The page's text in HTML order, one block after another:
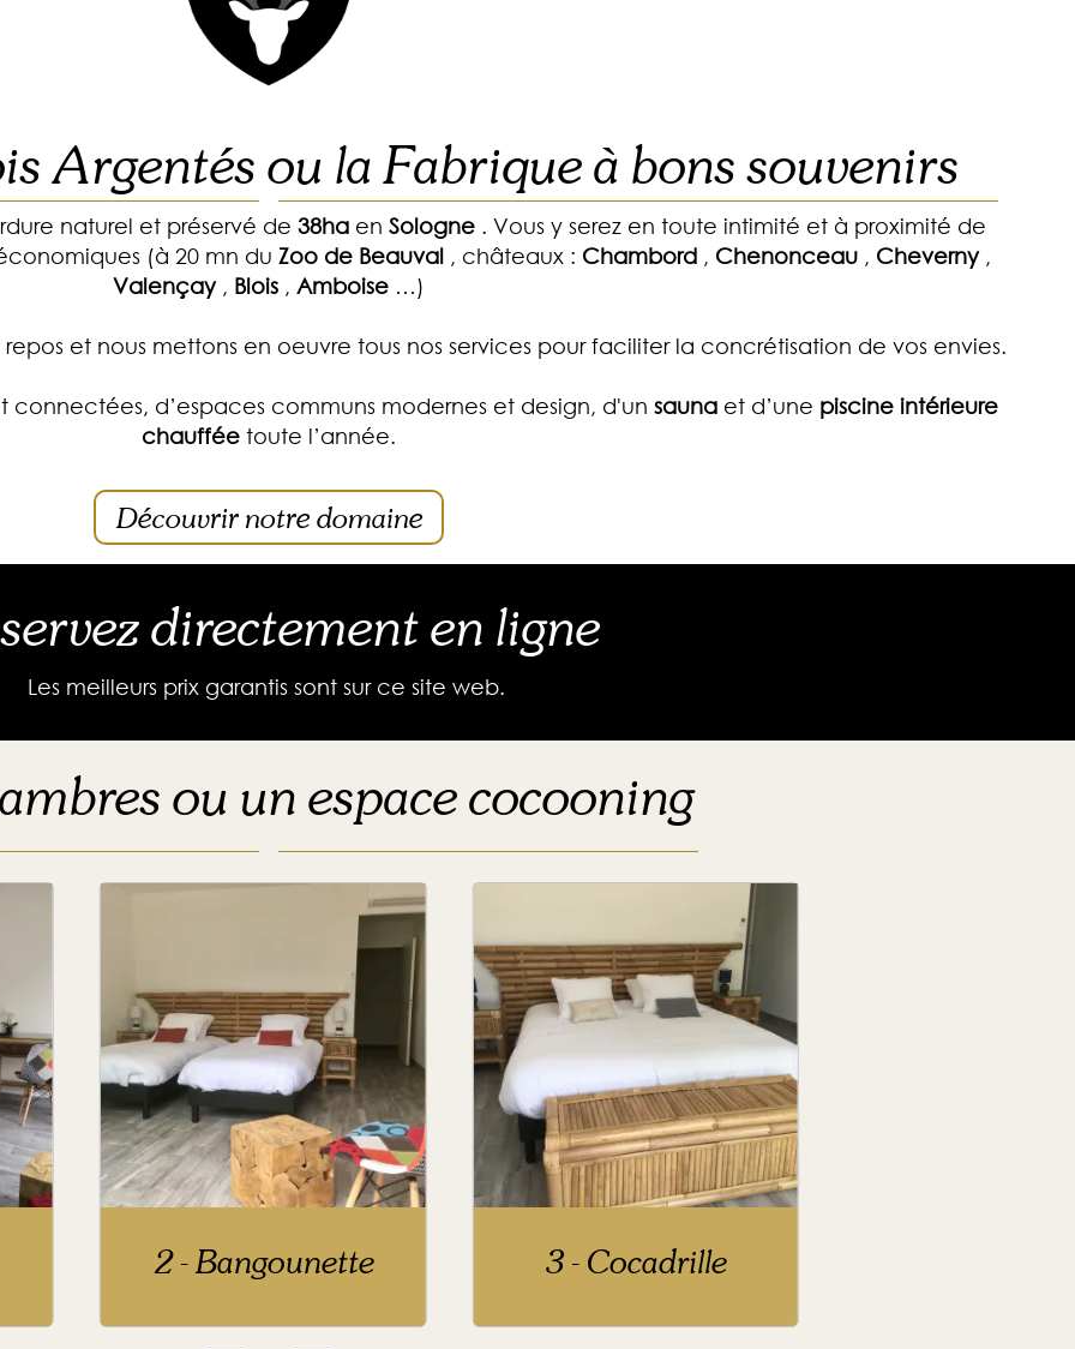
Argentés ou la Fabrique à bons souvenirs
naturel et préservé de 38haen Sologne. Vous y serez en toute intimité et à proximité de
(à 20 mn du Zoo de Beauval , châteaux : Chambord , Chenonceau , Cheverny,
Valençay, Blois , Amboise …)
et nous mettons en oeuvre tous nos services pour faciliter la concrétisation de vos envies.
connectées, d’espaces communs modernes et design, d'un sauna et d’une piscine intérieure
chauffée toute l’année.
Découvrir notre domaine
directement en ligne
Les meilleurs prix garantis sont sur ce site web.
ou un espace cocooning
2 - Bangounette 3 - Cocadrille